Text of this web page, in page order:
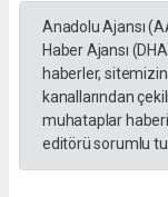
Anadolu Ajansı
Haber Ajansı
haberler,
kanallarından
muhataplar
editörü sorumlu